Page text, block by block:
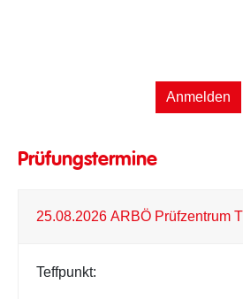
Anmelden
Prüfungstermine
25.08.2026 ARBÖ Prüfzentrum
Teffpunkt: